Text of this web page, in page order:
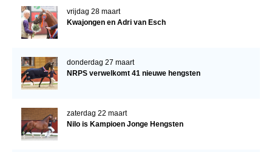
vrijdag 28 maart
Kwajongen en Adri van Esch
donderdag 27 maart
NRPS verwelkomt 41 nieuwe hengsten
zaterdag 22 maart
Nilo is Kampioen Jonge Hengsten